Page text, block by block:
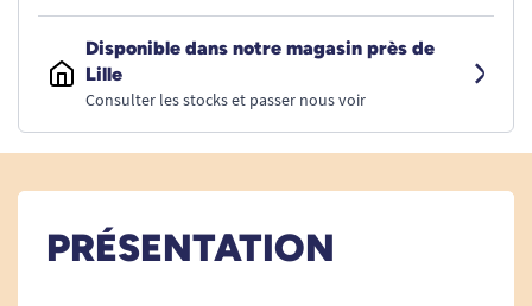
Disponible dans notre magasin près de
Lille
Consulter les stocks et passer nous voir
PRÉSENTATION